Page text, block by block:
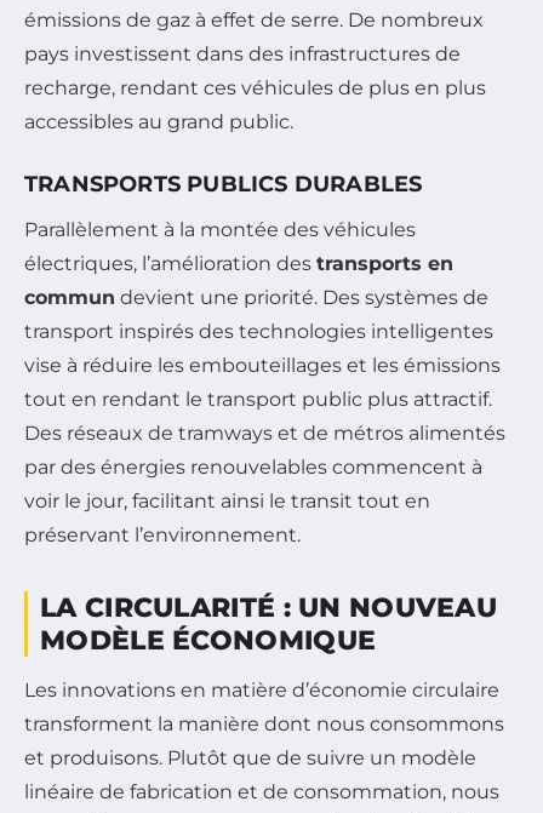
émissions de gaz à effet de serre. De nombreux
pays investissent dans des infrastructures de
recharge, rendant ces véhicules de plus en plus
accessibles au grand public.
TRANSPORTS PUBLICS DURABLES
Parallèlement à la montée des véhicules
électriques, l’amélioration des transports en
commun devient une priorité. Des systèmes de
transport inspirés des technologies intelligentes
vise à réduire les embouteillages et les émissions
tout en rendant le transport public plus attractif.
Des réseaux de tramways et de métros alimentés
par des énergies renouvelables commencent à
voir le jour, facilitant ainsi le transit tout en
préservant l’environnement.
LA CIRCULARITÉ : UN NOUVEAU
MODÈLE ÉCONOMIQUE
Les innovations en matière d’économie circulaire
transforment la manière dont nous consommons
et produisons. Plutôt que de suivre un modèle
linéaire de fabrication et de consommation, nous